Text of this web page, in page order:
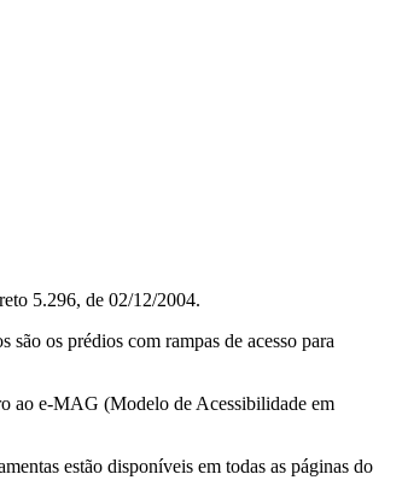
5.296, de 02/12/2004.
os prédios com rampas de acesso para
ao e-MAG (Modelo de Acessibilidade em
estão disponíveis em todas as páginas do